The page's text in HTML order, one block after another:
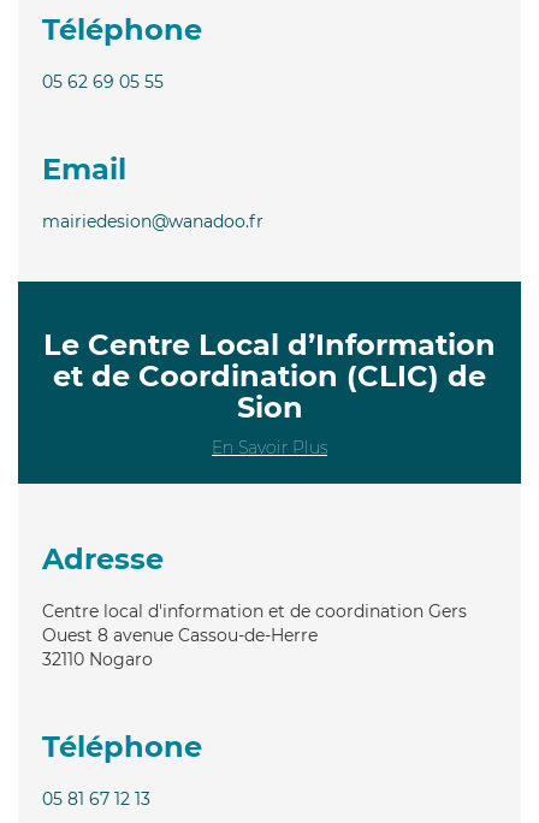
Téléphone
05 62 69 05 55
Email
mairiedesion@wanadoo.fr
Le Centre Local d’Information
et de Coordination (CLIC) de
Sion
En Savoir Plus
Adresse
Centre local d'information et de coordination Gers
Ouest 8 avenue Cassou-de-Herre
32110 Nogaro
Téléphone
05 81 67 12 13